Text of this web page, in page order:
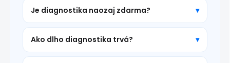
Je diagnostika naozaj zdarma?
Ako dlho diagnostika trvá?